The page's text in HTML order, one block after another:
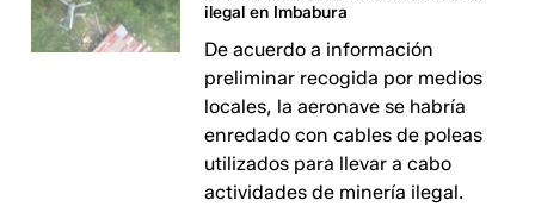
ilegal en Imbabura
De acuerdo a información
preliminar recogida por medios
locales, la aeronave se habría
enredado con cables de poleas
utilizados para llevar a cabo
actividades de minería ilegal.